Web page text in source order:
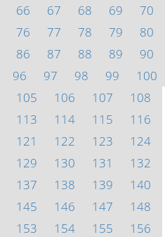
66 67 68 69
70
76 77 78 79
80
86 87 88 89
90
96 97 98 99
100
105 106 107
108
113 114 115
116
121 122 123
124
129 130 131
132
137 138 139
140
145 146 147
148
153 154 155
156